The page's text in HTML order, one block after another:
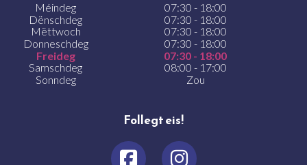
Méindeg
07:30 - 18:00
Dënschdeg
07:30 - 18:00
Mëttwoch
07:30 - 18:00
Donneschdeg
07:30 - 18:00
Freideg
07:30 - 18:00
Samschdeg
08:00 - 17:00
Sonndeg
Zou
Follegt eis!